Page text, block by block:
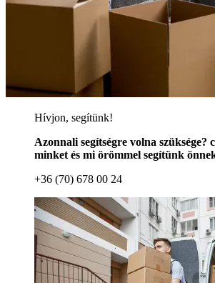
Hívjon, segítünk!
Azonnali segítségre volna szüksége?
minket és mi örömmel segítünk
+36 (70) 678 00 24